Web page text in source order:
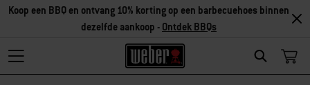
Search
Koop een BBQ en ontvang 10% korting op een barbecuehoes binnen
dezelfde aankoop - Ontdek BBQs